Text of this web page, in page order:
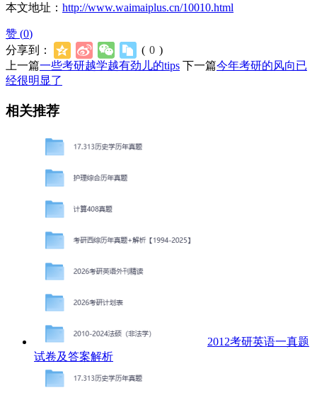
本文地址： http://www.waimaiplus.cn/10010.html
赞 (0)
分享到：
( 0 )
上一篇一些考研越学越有劲儿的tips 下一篇今年考研的风向已
经很明显了
相关推荐
2012考研英语一真题
试卷及答案解析